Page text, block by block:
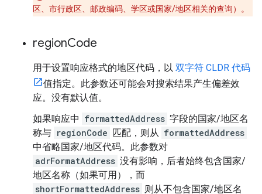
区、市行政区、邮政编码、学区或国家/地区相关的查询）。
regionCode
用于设置响应格式的地区代码，以 双字符 CLDR 代码
值指定。此参数还可能会对搜索结果产生偏差效
应。没有默认值。
如果响应中 formattedAddress 字段的国家/地区名
称与 regionCode 匹配，则从 formattedAddress
中省略国家/地区代码。此参数对
adrFormatAddress 没有影响，后者始终包含国家/
地区名称（如果可用），而
shortFormattedAddress 则从不包含国家/地区名